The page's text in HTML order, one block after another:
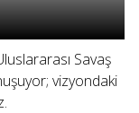
Savaş
vizyondaki